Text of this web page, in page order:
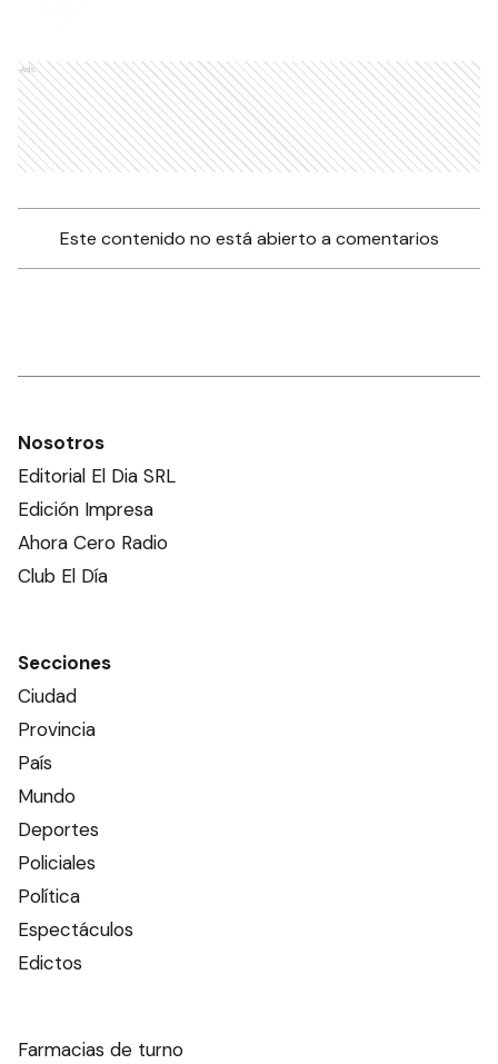
Ads
Este contenido no está abierto a comentarios
Nosotros
Editorial El Dia SRL
Edición Impresa
Ahora Cero Radio
Club El Día
Secciones
Ciudad
Provincia
País
Mundo
Deportes
Policiales
Política
Espectáculos
Edictos
Farmacias de turno